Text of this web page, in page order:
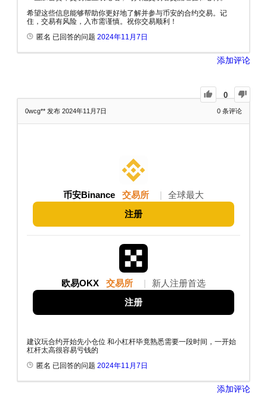
希望这些信息能够帮助你更好地了解并参与币安的合约交易。记
住，交易有风险，入市需谨慎。祝你交易顺利！
匿名 已回答的问题 2024年11月7日
添加评论
0
0wcg** 发布 2024年11月7日 0 条评论
币安Binance 交易所 全球最大
注册
欧易OKX 交易所 新人注册首选
注册
建议玩合约开始先小仓位 和小杠杆毕竟熟悉需要一段时间，一开始
杠杆太高很容易亏钱的
匿名 已回答的问题 2024年11月7日
添加评论